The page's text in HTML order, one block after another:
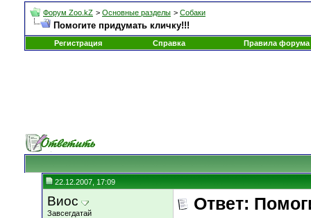
Форум Zoo.kZ > Основные разделы > Собаки
Помогите придумать кличку!!!
Регистрация Справка Правила форума
22.12.2007, 17:09
Виос
Завсегдатай Ответ: